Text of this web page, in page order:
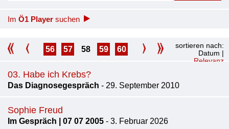
Im Ö1 Player suchen
56 57 58 59 60
sortieren nach:
Datum |
Relevanz
03. Habe ich Krebs?
Das Diagnosegespräch - 29. September 2010
Sophie Freud
Im Gespräch | 07 07 2005 - 3. Februar 2026